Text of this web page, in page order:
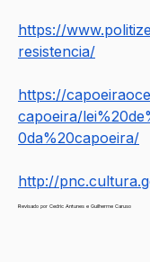
https://
resistencia/
https://
capoeira/
0da%20capoeira/
http://
Revisado por Cedric Antunes e Guilherme Caruso